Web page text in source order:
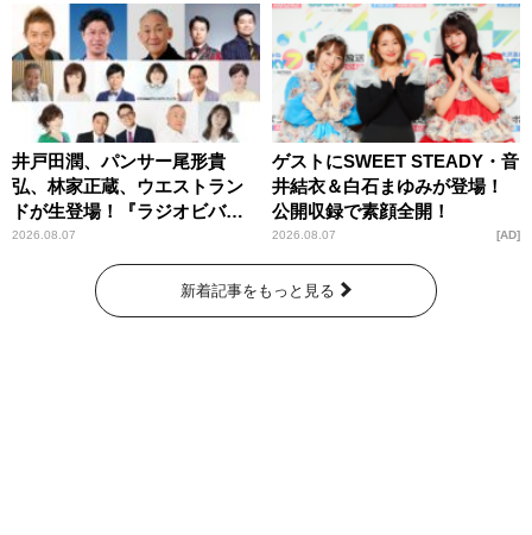
井戸田潤、パンサー尾形貴
弘、林家正蔵、ウエストラン
ドが生登場！『ラジオビバリ
ー昼ズ』
2026.08.07
ゲストにSWEET STEADY・音
井結衣＆白石まゆみが登場！
公開収録で素顔全開！
2026.08.07 AD
新着記事をもっと見る